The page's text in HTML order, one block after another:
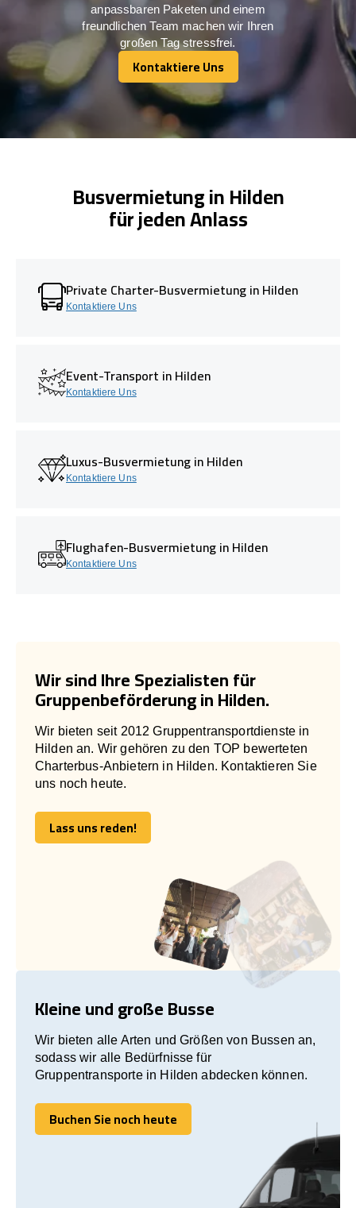
anpassbaren Paketen und einem
freundlichen Team machen wir Ihren
großen Tag stressfrei.
Kontaktiere Uns
Kontaktiere Uns
Busvermietung in Hilden
für jeden Anlass
Private Charter-Busvermietung in Hilden
Kontaktiere Uns
Event-Transport in Hilden
Kontaktiere Uns
Luxus-Busvermietung in Hilden
Kontaktiere Uns
Flughafen-Busvermietung in Hilden
Kontaktiere Uns
Wir sind Ihre Spezialisten für
Gruppenbeförderung in Hilden.
Wir bieten seit 2012 Gruppentransportdienste in
Hilden an. Wir gehören zu den TOP bewerteten
Charterbus-Anbietern in Hilden. Kontaktieren Sie
uns noch heute.
Lass uns reden!
Lass uns reden!
Kleine und große Busse
Wir bieten alle Arten und Größen von Bussen an,
sodass wir alle Bedürfnisse für
Gruppentransporte in Hilden abdecken können.
Buchen Sie noch heute
Buchen Sie noch heute